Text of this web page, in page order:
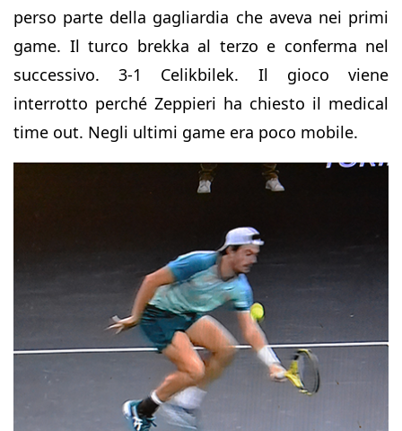
perso parte della gagliardia che aveva nei primi
game. Il turco brekka al terzo e conferma nel
successivo. 3-1 Celikbilek. Il gioco viene
interrotto perché Zeppieri ha chiesto il medical
time out. Negli ultimi game era poco mobile.